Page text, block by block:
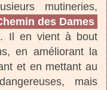
mutineries,
des Dames
Il en vient à bout
en améliorant la
et en mettant au
mais